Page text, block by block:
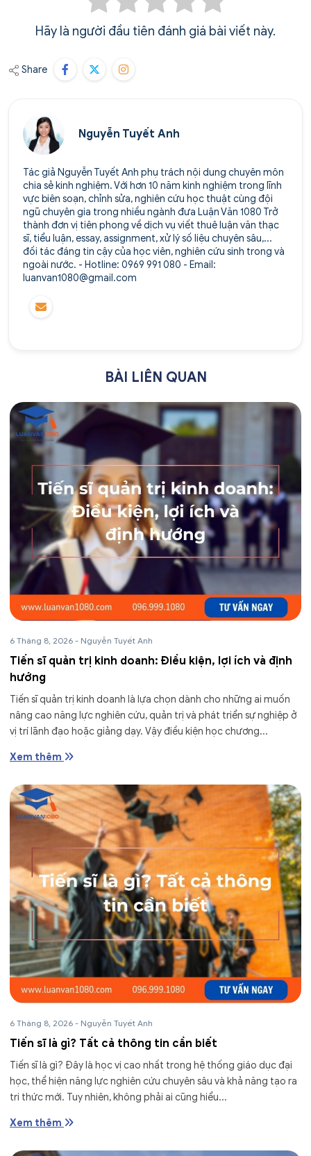
Hãy là người đầu tiên đánh giá bài viết này.
Share
Nguyễn Tuyết Anh
Tác giả Nguyễn Tuyết Anh phụ trách nội dung chuyên môn
chia sẻ kinh nghiệm. Với hơn 10 năm kinh nghiệm trong lĩnh
vực biên soạn, chỉnh sửa, nghiên cứu học thuật cùng đội
ngũ chuyên gia trong nhiều ngành đưa Luận Văn 1080 Trở
thành đơn vị tiên phong về dịch vụ viết thuê luận văn thạc
sĩ, tiểu luận, essay, assignment, xử lý số liệu chuyên sâu,...
đối tác đáng tin cậy của học viên, nghiên cứu sinh trong và
ngoài nước. - Hotline: 0969 991 080 - Email:
luanvan1080@gmail.com
BÀI LIÊN QUAN
6 Tháng 8, 2026 - Nguyễn Tuyết Anh
Tiến sĩ quản trị kinh doanh: Điều kiện, lợi ích và định
hướng
Tiến sĩ quản trị kinh doanh là lựa chọn dành cho những ai muốn
nâng cao năng lực nghiên cứu, quản trị và phát triển sự nghiệp ở
vị trí lãnh đạo hoặc giảng dạy. Vậy điều kiện học chương...
Xem thêm
6 Tháng 8, 2026 - Nguyễn Tuyết Anh
Tiến sĩ là gì? Tất cả thông tin cần biết
Tiến sĩ là gì? Đây là học vị cao nhất trong hệ thống giáo dục đại
học, thể hiện năng lực nghiên cứu chuyên sâu và khả năng tạo ra
tri thức mới. Tuy nhiên, không phải ai cũng hiểu...
Xem thêm